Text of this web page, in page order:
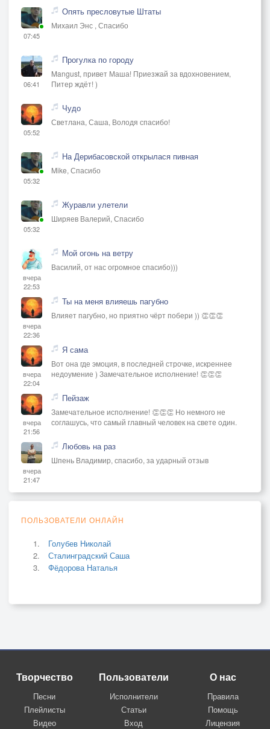
07:45
Опять пресловутые Штаты
Михаил Энс , Спасибо
06:41
Прогулка по городу
Mangust, привет Маша! Приезжай за вдохновением,
Питер ждёт! )
05:52
Чудо
Светлана, Саша, Володя спасибо!
05:32
На Дерибасовской открылася пивная
Mike, Спасибо
05:32
Журавли улетели
Ширяев Валерий, Спасибо
вчера
22:53
Мой огонь на ветру
Василий, от нас огромное спасибо)))
вчера
22:36
Ты на меня влияешь пагубно
Влияет пагубно, но приятно чёрт побери )) 👏👏👏
вчера
22:04
Я сама
Вот она где эмоция, в последней строчке, искреннее
недоумение ) Замечательное исполнение! 👏👏👏
вчера
21:56
Пейзаж
Замечательное исполнение! 👏👏👏 Но немного не
соглашусь, что самый главный человек на свете один.
вчера
21:47
Любовь на раз
Шпень Владимир, спасибо, за ударный отзыв
ПОЛЬЗОВАТЕЛИ ОНЛАЙН
Голубев Николай
Сталинградский Саша
Фёдорова Наталья
Творчество
Песни
Плейлисты
Видео
Пользователи
Исполнители
Статьи
Вход
О нас
Правила
Помощь
Лицензия